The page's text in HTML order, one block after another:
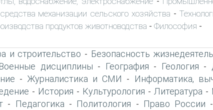
механизации сельского хозяйства -
продуктов животноводства - Философия -
и строительство - Безопасность
Военные дисциплины - География - Геология -
- Журналистика и СМИ - Информатика,
- История - Культурология - Литература -
- Педагогика - Политология - Право России -